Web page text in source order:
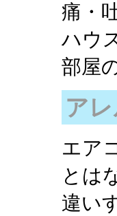
痛・
ハウ
部屋
ア
エア
とは
違い